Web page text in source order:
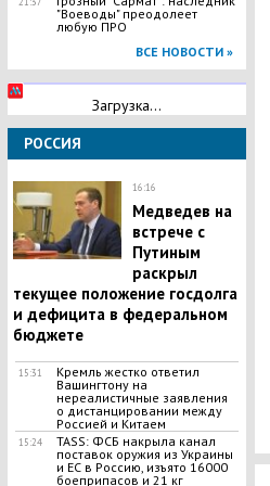
"Воеводы" преодолеет
любую ПРО
ВСЕ НОВОСТИ »
Загрузка...
РОССИЯ
16:16
Медведев на
встрече с
Путиным
раскрыл
текущее положение госдолга
и дефицита в федеральном
бюджете
15:31
Кремль жестко ответил
Вашингтону на
нереалистичные заявления
о дистанцировании между
Россией и Китаем
15:24
TASS: ФСБ накрыла канал
поставок оружия из Украины
и ЕС в Россию, изъято 16000
боеприпасов и 21 кг